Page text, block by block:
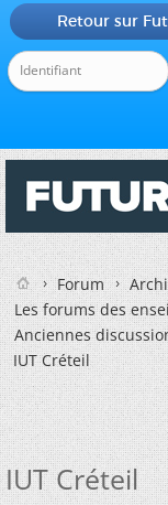
Retour sur
Forum
Les forums des
Anciennes
IUT Créteil
IUT Créteil